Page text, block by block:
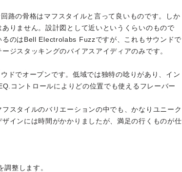
路の骨格はマフスタイルと言って良いものです。しか
ありません。設計図として近いというくらいのもので
るのはBell Electrolabs Fuzzですが、これもサウンドで
ジスタッキングのバイアスアイディアのみです。
ドでオープンです。低域では独特の唸りがあり、イン
コントロールによりどの位置でも使えるフレーバー
スタイルのバリエーションの中でも、かなりユニーク
ザインには時間がかかりましたが、満足の行くものが仕
調整します。